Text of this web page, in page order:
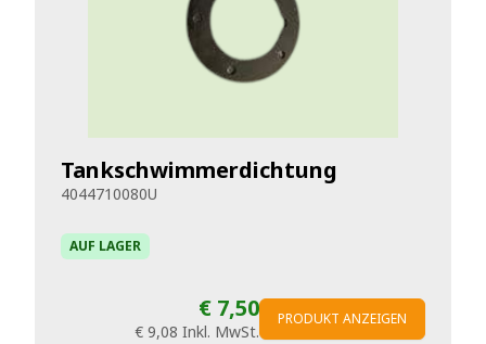
Tankschwimmerdichtung
4044710080U
AUF LAGER
€ 7,50
€ 9,08 Inkl. MwSt.
PRODUKT ANZEIGEN